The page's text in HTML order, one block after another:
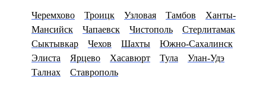
Черемхово Троицк Узловая Тамбов
Ханты-
Мансийск
Чапаевск Чистополь
Стерлитамак
Сыктывкар
Чехов Шахты
Южно-Сахалинск
Элиста
Ярцево Хасавюрт Тула
Улан-Удэ
Талнах
Ставрополь